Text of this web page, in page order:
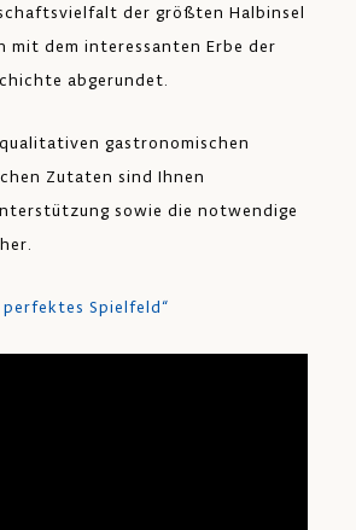
der größten Halbinsel
mit dem interessanten Erbe der
abgerundet.
gastronomischen
Zutaten sind Ihnen
sowie die notwendige
Spielfeld“